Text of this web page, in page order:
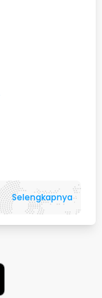
Selengkapnya